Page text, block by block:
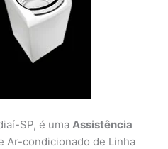
SP, é uma Assistência
Ar-condicionado de Linha